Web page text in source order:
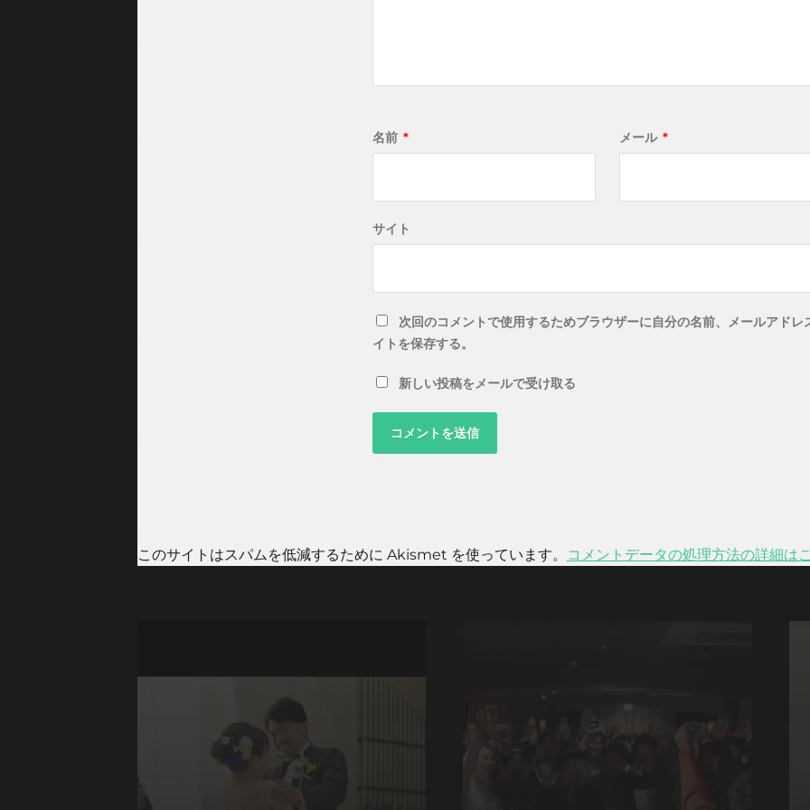
名前 * メール *
サイト
次回のコメントで使用するためブラウザーに自分の名前、メールアドレ
イトを保存する。
新しい投稿をメールで受け取る
このサイトはスパムを低減するために Akismet を使っています。 コメントデータの処理方法の詳細は